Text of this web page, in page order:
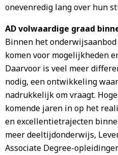
onevenredig lang over hun
AD volwaardige graad
Binnen het
komen voor mogelijkheden
Daarvoor is veel meer
nodig, een ontwikkeling
nadrukkelijk om vraagt.
komende jaren in op het
en excellentietrajecten
meer deeltijdonderwijs,
Associate Degree-